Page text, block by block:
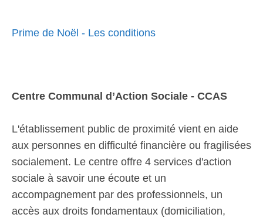
Prime de Noël - Les conditions
Centre Communal d’Action Sociale - CCAS
L'établissement public de proximité vient en aide
aux personnes en difficulté financière ou fragilisées
socialement. Le centre offre 4 services d'action
sociale à savoir une écoute et un
accompagnement par des professionnels, un
accès aux droits fondamentaux (domiciliation,